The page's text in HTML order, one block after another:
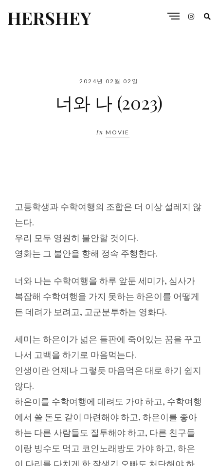
HERSHEY
2024년 02월 02일
너와 나 (2023)
In MOVIE
고등학생과 수학여행의 조합은 더 이상 설레지 않
는다.
우리 모두 영원히 불안할 것이다.
영화는 그 불안을 향해 정속 주행한다.
너와 나는 수학여행을 하루 앞둔 세미가, 심사가
복잡해 수학여행을 가지 못하는 하은이를 어떻게
든 데려가 보려고, 고군분투하는 영화다.
세미는 하은이가 넓은 들판에 죽어있는 꿈을 꾸고
나서 고백을 하기로 마음먹는다.
인생이란 언제나 그렇듯 마음먹은 대로 하기 쉽지
않다.
하은이를 수학여행에 데려도 가야 하고, 수학여행
에서 쓸 돈도 같이 마련해야 하고, 하은이를 좋아
하는 다른 사람들도 질투해야 하고, 다른 친구들
이랑 빙수도 먹고 코인노래방도 가야 하고, 하은
이 다리를 다치게 한 잘생긴 오빠도 처단해야 하